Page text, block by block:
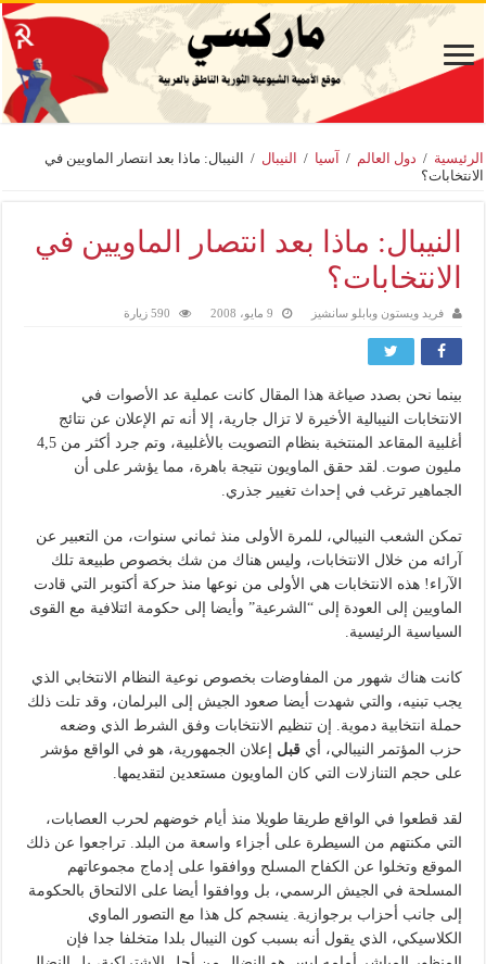
الرئيسية / دول العالم / آسيا / النيبال /
النيبال: ماذا بعد انتصار الماويين في
الانتخابات؟
النيبال: ماذا بعد انتصار الماويين في
الانتخابات؟
فريد ويستون وبابلو سانشيز 9 مايو، 2008 590 زيارة
بينما نحن بصدد صياغة هذا المقال كانت عملية عد الأصوات في
الانتخابات النيبالية الأخيرة لا تزال جارية، إلا أنه تم الإعلان عن نتائج
أغلبية المقاعد المنتخبة بنظام التصويت بالأغلبية، وتم جرد أكثر من 4,5
مليون صوت. لقد حقق الماويون نتيجة باهرة، مما يؤشر على أن
الجماهير ترغب في إحداث تغيير جذري.
تمكن الشعب النيبالي، للمرة الأولى منذ ثماني سنوات، من التعبير عن
آرائه من خلال الانتخابات، وليس هناك من شك بخصوص طبيعة تلك
الآراء! هذه الانتخابات هي الأولى من نوعها منذ حركة أكتوبر التي قادت
الماويين إلى العودة إلى “الشرعية” وأيضا إلى حكومة ائتلافية مع القوى
السياسية الرئيسية.
كانت هناك شهور من المفاوضات بخصوص نوعية النظام الانتخابي الذي
يجب تبنيه، والتي شهدت أيضا صعود الجيش إلى البرلمان، وقد تلت ذلك
حملة انتخابية دموية. إن تنظيم الانتخابات وفق الشرط الذي وضعه
حزب المؤتمر النيبالي، أيقبل إعلان الجمهورية، هو في الواقع مؤشر
على حجم التنازلات التي كان الماويون مستعدين لتقديمها.
لقد قطعوا في الواقع طريقا طويلا منذ أيام خوضهم لحرب العصابات،
التي مكنتهم من السيطرة على أجزاء واسعة من البلد. تراجعوا عن ذلك
الموقع وتخلوا عن الكفاح المسلح ووافقوا على إدماج مجموعاتهم
المسلحة في الجيش الرسمي، بل ووافقوا أيضا على الالتحاق بالحكومة
إلى جانب أحزاب برجوازية. ينسجم كل هذا مع التصور الماوي
الكلاسيكي، الذي يقول أنه بسبب كون النيبال بلدا متخلفا جدا فإن